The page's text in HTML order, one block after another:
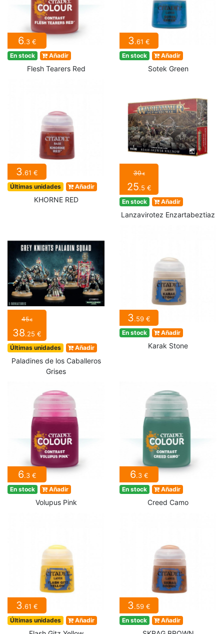
6.3 €
En stock Añadir
Flesh Tearers Red
3.61 €
En stock Añadir
Sotek Green
3.61 €
Últimas unidades Añadir
KHORNE RED
30€
25.5 €
En stock Añadir
Lanzavirotez Enzartabeztiaz
45€
38.25 €
Últimas unidades Añadir
Paladines de los Caballeros
Grises
3.59 €
En stock Añadir
Karak Stone
6.3 €
En stock Añadir
Volupus Pink
6.3 €
En stock Añadir
Creed Camo
3.61 €
Últimas unidades Añadir
3.59 €
En stock Añadir